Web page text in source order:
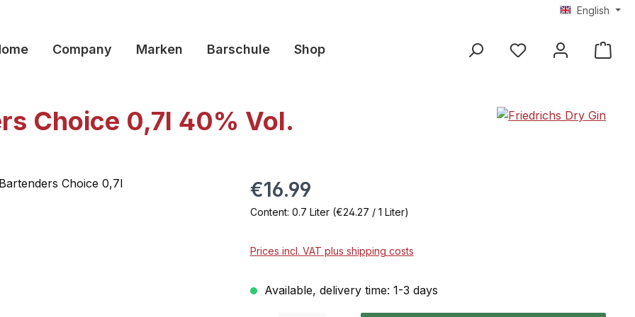
English
Company Marken Barschule Shop
Choice 0,7l 40% Vol.
€16.99
Content: 0.7 Liter (€24.27 / 1 Liter)
Prices incl. VAT plus shipping costs
Available, delivery time: 1-3 days